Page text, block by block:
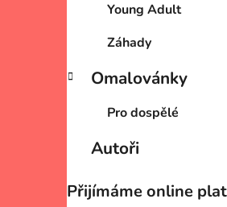
Young Adult
Záhady
Omalovánky
Pro dospělé
Autoři
Přijímáme online